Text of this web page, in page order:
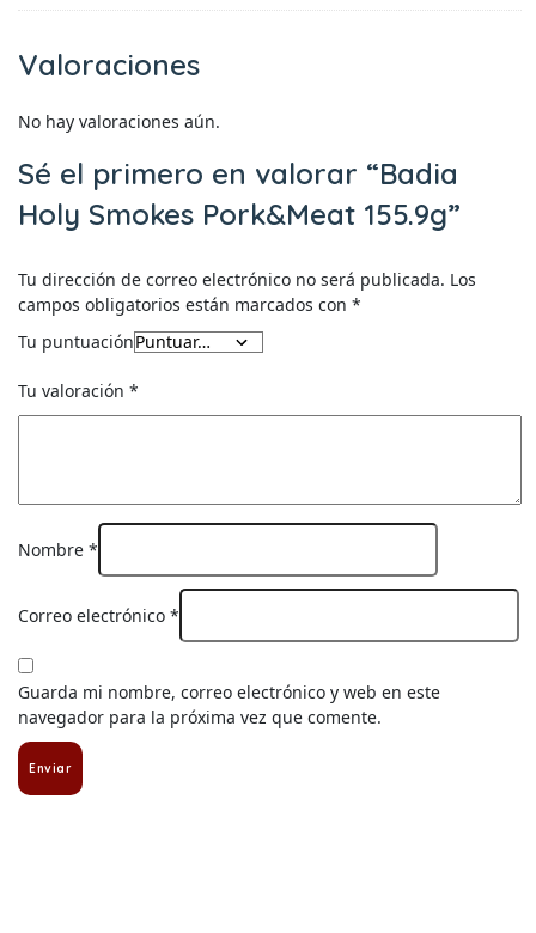
Valoraciones
No hay valoraciones aún.
Sé el primero en valorar “Badia
Holy Smokes Pork&Meat 155.9g”
Tu dirección de correo electrónico no será publicada. Los
campos obligatorios están marcados con *
Tu puntuación
Tu valoración *
Nombre *
Correo electrónico *
Guarda mi nombre, correo electrónico y web en este
navegador para la próxima vez que comente.